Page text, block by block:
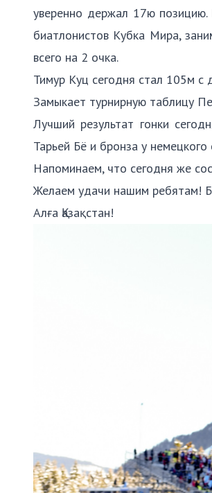
уверенно держал 17ю
биатлонистов Кубка Мира,
всего на 2 очка.
Тимур Куц сегодня стал 105м
Замыкает турнирную таблицу
Лучший результат гонки
Тарьей Бё и бронза у
Напоминаем, что сегодня же
Желаем удачи нашим ребятам!
Алға Қазақстан!